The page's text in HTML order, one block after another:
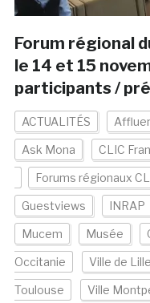
Forum régional
le 14 et 15
participants /
ACTUALITÉS
Ask Mona CLIC
Forums régionaux
Guestviews INRAP
Mucem Musée
Occitanie Ville de Lille
Toulouse Ville